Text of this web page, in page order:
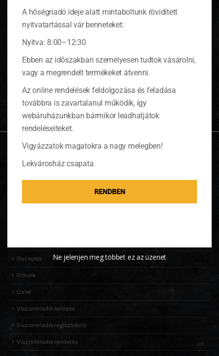
KOSÁR
OLDALTÉRKÉP
Általános Szerződési Feltételek (ÁSZF)
Receptek
Rólunk
Üzlet
Viszonteladói belépés
Viszonteladói regisztráció
Viszonteladói rendelés
A hőségriadó ideje alatt mintaboltunk rövidített
nyitvatartással vár benneteket:
Nyitva: 8:00–12:30
Ebben az időszakban személyesen tudtok vásárolni,
vagy a megrendelt termékeket átvenni.
Az online rendelések feldolgozása és feladása
továbbra is zavartalanul működik, így
webáruházunkban bármikor leadhatjátok
rendeléseiteket.
Vigyázzatok magatokra a nagy melegben!
Lekvárosház csapata
RENDBEN
Ne jelenjen meg többet ez az üzenet